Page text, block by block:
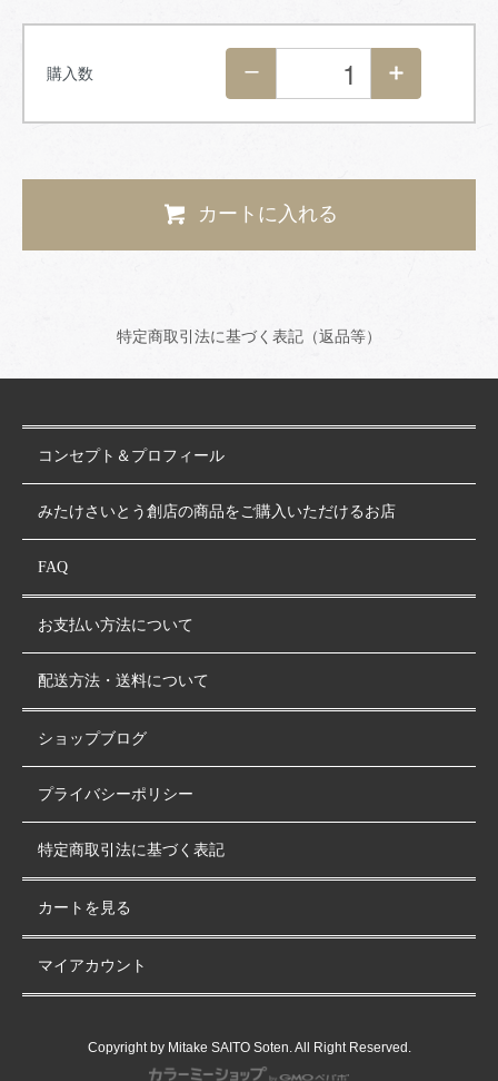
購入数
カートに入れる
特定商取引法に基づく表記（返品等）
コンセプト＆プロフィール
みたけさいとう創店の商品をご購入いただけるお店
FAQ
お支払い方法について
配送方法・送料について
ショップブログ
プライバシーポリシー
特定商取引法に基づく表記
カートを見る
マイアカウント
Copyright by Mitake SAITO Soten. All Right Reserved.